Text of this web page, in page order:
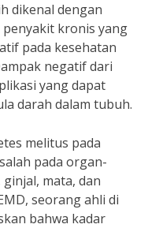
dikenal dengan
kronis yang
pada kesehatan
negatif dari
yang dapat
darah dalam tubuh.
melitus pada
pada organ-
mata, dan
seorang ahli di
bahwa kadar